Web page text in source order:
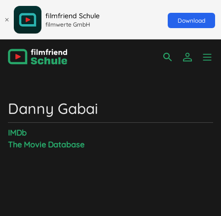
filmfriend Schule
filmwerte GmbH
Download
Danny Gabai
IMDb
The Movie Database